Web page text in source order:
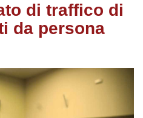
di traffico di
da persona